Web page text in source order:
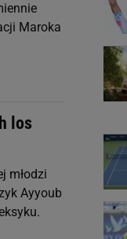
Maroka
los
młodzi
Ayyoub